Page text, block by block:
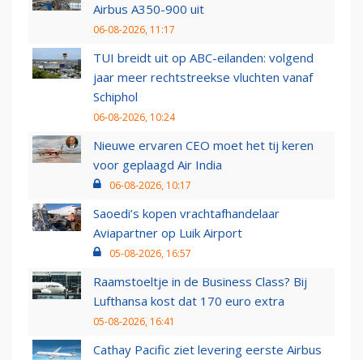
Airbus A350-900 uit
06-08-2026, 11:17
TUI breidt uit op ABC-eilanden: volgend
jaar meer rechtstreekse vluchten vanaf
Schiphol
06-08-2026, 10:24
Nieuwe ervaren CEO moet het tij keren
voor geplaagd Air India
06-08-2026, 10:17
Saoedi’s kopen vrachtafhandelaar
Aviapartner op Luik Airport
05-08-2026, 16:57
Raamstoeltje in de Business Class? Bij
Lufthansa kost dat 170 euro extra
05-08-2026, 16:41
Cathay Pacific ziet levering eerste Airbus